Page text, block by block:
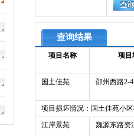
查询结果
项目名称 项目
国土佳苑 邵州西路2-
项目损坏情况：国土佳苑小
江岸景苑
魏源东路资